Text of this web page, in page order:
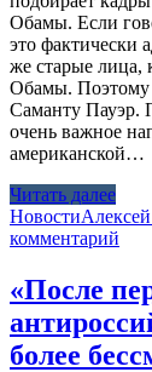
Обамы. Если
это фактически
же старые лица,
Обамы. Поэтому
Саманту Пауэр.
очень важное
американской…
Читать далее
Новости
комментарий
«После
более